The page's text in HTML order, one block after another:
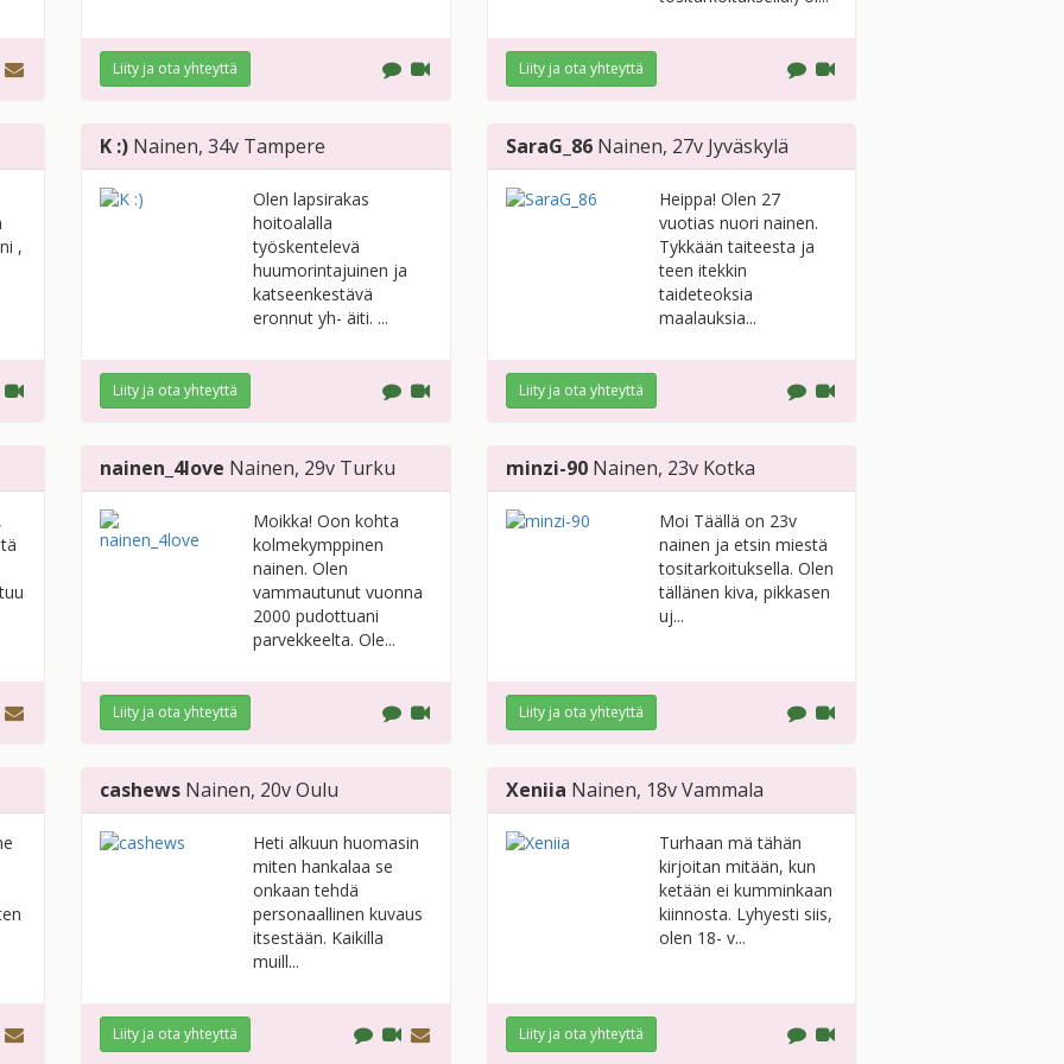
Liity ja ota yhteyttä Liity ja ota yhteyttä
,
K :) Nainen, 34v Tampere
Olen lapsirakas
hoitoalalla
työskentelevä
huumorintajuinen ja
katseenkestävä
eronnut yh- äiti. ...
Liity ja ota yhteyttä
SaraG_86 Nainen, 27v Jyväskylä
Heippa! Olen 27
vuotias nuori nainen.
Tykkään taiteesta ja
teen itekkin
taideteoksia
maalauksia...
Liity ja ota yhteyttä
nainen_4love Nainen, 29v Turku
Moikka! Oon kohta
kolmekymppinen
nainen. Olen
vammautunut vuonna
2000 pudottuani
parvekkeelta. Ole...
Liity ja ota yhteyttä
minzi-90 Nainen, 23v Kotka
Moi Täällä on 23v
nainen ja etsin miestä
tositarkoituksella. Olen
tällänen kiva, pikkasen
uj...
Liity ja ota yhteyttä
cashews Nainen, 20vOulu
Heti alkuun huomasin
miten hankalaa se
onkaan tehdä
personaallinen kuvaus
itsestään. Kaikilla
muill...
Liity ja ota yhteyttä
Xeniia Nainen, 18vVammala
Turhaan mä tähän
kirjoitan mitään, kun
ketään ei kumminkaan
kiinnosta. Lyhyesti siis,
olen 18- v...
Liity ja ota yhteyttä